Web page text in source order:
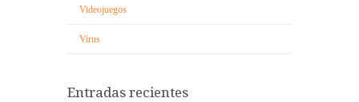
Videojuegos
Virus
Entradas recientes